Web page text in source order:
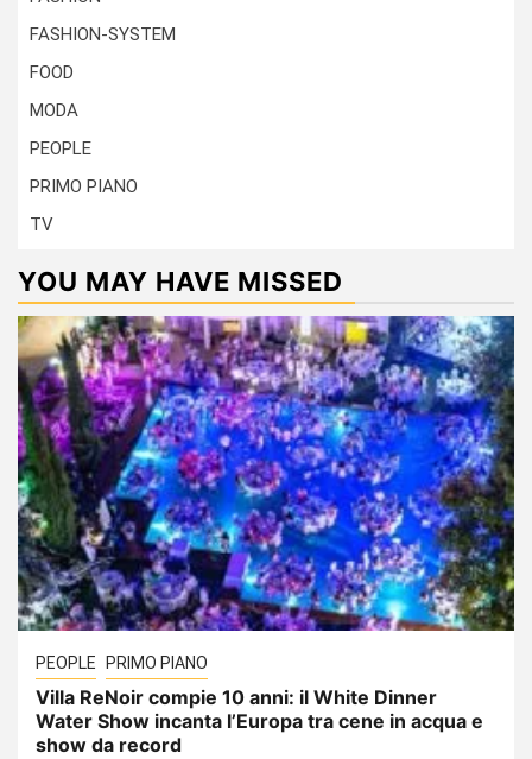
FASHION-SYSTEM
FOOD
MODA
PEOPLE
PRIMO PIANO
TV
YOU MAY HAVE MISSED
PEOPLE PRIMO PIANO
Villa ReNoir compie 10 anni: il White Dinner
Water Show incanta l’Europa tra cene in acqua e
show da record